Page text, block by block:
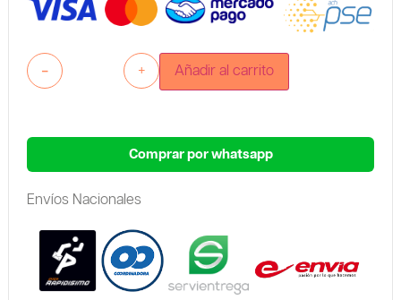
+
- Añadir al carrito
Comprar por whatsapp
Envíos Nacionales